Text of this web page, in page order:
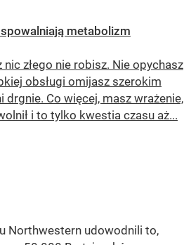
metabolizm
złego nie robisz. Nie opychasz
obsługi omijasz szerokim
drgnie. Co więcej, masz wrażenie,
i to tylko kwestia czasu aż...
Northwestern udowodnili to,